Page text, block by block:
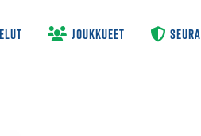
JOUKKUEET SEURA